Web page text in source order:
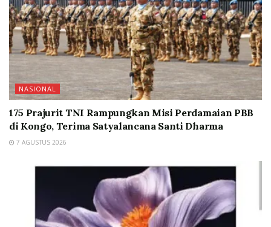
NASIONAL
175 Prajurit TNI Rampungkan Misi Perdamaian PBB
di Kongo, Terima Satyalancana Santi Dharma
7 AGUSTUS 2026